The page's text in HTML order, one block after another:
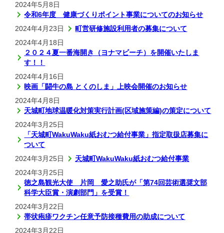
2024年5月8日
令和6年度 健康づくりポイント事業についてのお知らせ
2024年4月23日
町営研修施設利用者の募集について
2024年4月18日
２０２４夏一番海開き（ヨナマビーチ）を開催いたしま
す！！
2024年4月16日
映画「闘牛の島 とくのしま」上映会開催のお知らせ
2024年4月8日
天城町地球温暖化対策実行計画(区域施策編)の策定について
2024年3月25日
「天城町WakuWaku紙おむつ給付事業」指定取扱店募集に
ついて
2024年3月25日
天城町WakuWaku紙おむつ給付事業
2024年3月25日
徳之島観光大使 片岡 愛之助氏が「第74回芸術選奨文部
科学大臣賞・演劇部門」を受賞！
2024年3月22日
帯状疱疹ワクチン任意予防接種費用の助成について
2024年3月22日